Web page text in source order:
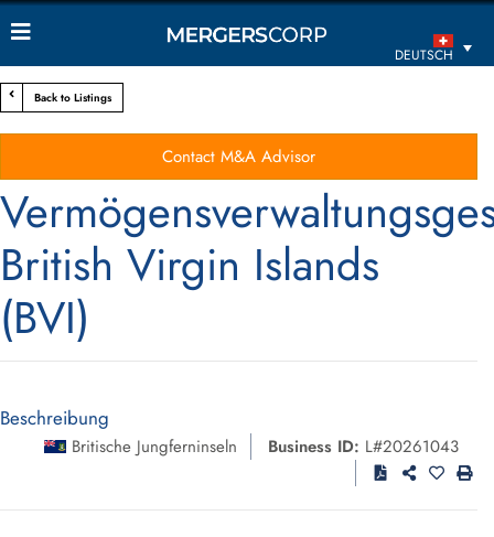
DEUTSCH
Back to Listings
Contact M&A Advisor
British Virgin Islands
(BVI)
Beschreibung
Britische Jungferninseln Business ID: L#20261043